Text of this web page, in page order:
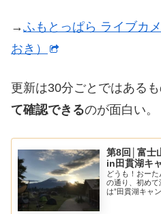
→ふもとっぱら ライブカ
おき）
更新は30分ごとではあるも
て確認できるのが面白い。
第8回│富士
in田貫湖キ
どうも！おー
の通り、初め
は”田貫湖キャ